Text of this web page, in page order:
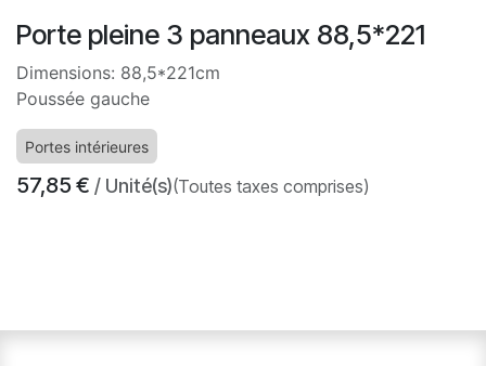
Porte pleine 3 panneaux 88,5*221
Dimensions: 88,5*221cm
Poussée gauche
Portes intérieures
57,85 € / Unité(s)(Toutes taxes comprises)